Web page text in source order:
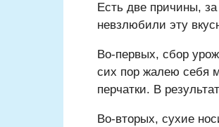
Есть две причины,
невзлюбили эту
Во-первых, сбор
сих пор жалею себя
перчатки. В
Во-вторых, сухие